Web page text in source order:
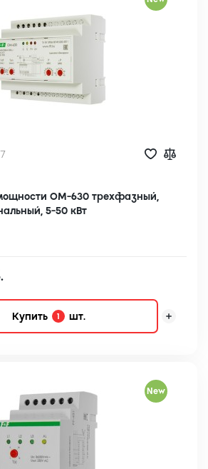
OM-630 трехфазный,
5-50 кВт
Купить 1 шт.
New